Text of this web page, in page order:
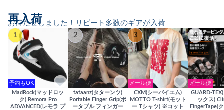
お待たせしました！リピート多数のギアが入荷
再入荷
1
予約もOK
MadRock(マッドロッ
ク) Remora Pro
ADVANCED(レモラ プ
2
tataanz(タターンツ)
Portable Finger Grip(ポ
ータブル フィンガー
3
メール便
CXM(シーバイエム)
MOTTO T-shirt(モット
ー Tシャツ) ※コット
4
メール便
GUARD-
ックス)
FingerTape(